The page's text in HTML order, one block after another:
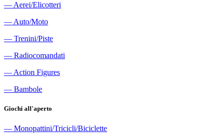
― Aerei/Elicotteri
― Auto/Moto
― Trenini/Piste
― Radiocomandati
― Action Figures
― Bambole
Giochi all'aperto
― Monopattini/Tricicli/Biciclette